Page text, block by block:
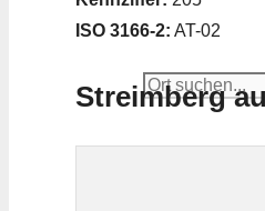
ISO 3166-2: AT-02
Streimberg